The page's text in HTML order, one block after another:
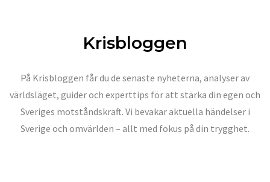
Krisbloggen
På Krisbloggen får du de senaste nyheterna, analyser av
världsläget, guider och experttips för att stärka din egen och
Sveriges motståndskraft. Vi bevakar aktuella händelser i
Sverige och omvärlden – allt med fokus på din trygghet.